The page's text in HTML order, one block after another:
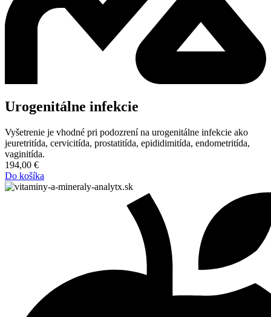
Urogenitálne infekcie
Vyšetrenie je vhodné pri podozrení na urogenitálne infekcie ako
jeuretritída, cervicitída, prostatitída, epididimitída, endometritída,
vaginitída.
194,00 €
Do košíka